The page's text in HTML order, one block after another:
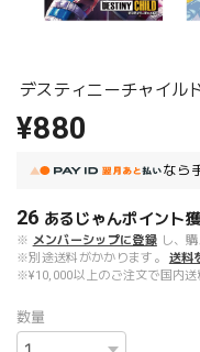
デスティニーチャイル
¥880
なら
26 あるじゃんポイント
※ メンバーシップに登録 し、
※別途送料がかかります。
送料
※¥10,000以上のご注文で国内送
数量